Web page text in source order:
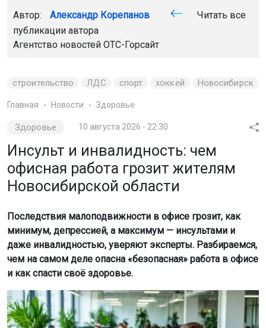
Автор: Александр Корепанов
Читать все
публикации автора
Агентство новостей ОТС-Горсайт
строительство ЛДС спорт хоккей Новосибирск
Главная Новости Здоровье
Здоровье 10 августа 2026 - 22:30
Инсульт и инвалидность: чем
офисная работа грозит жителям
Новосибирской области
Последствия малоподвижности в офисе грозит, как
минимум, депрессией, а максимум — инсультами и
даже инвалидностью, уверяют эксперты. Разбираемся,
чем на самом деле опасна «безопасная» работа в офисе
и как спасти своё здоровье.